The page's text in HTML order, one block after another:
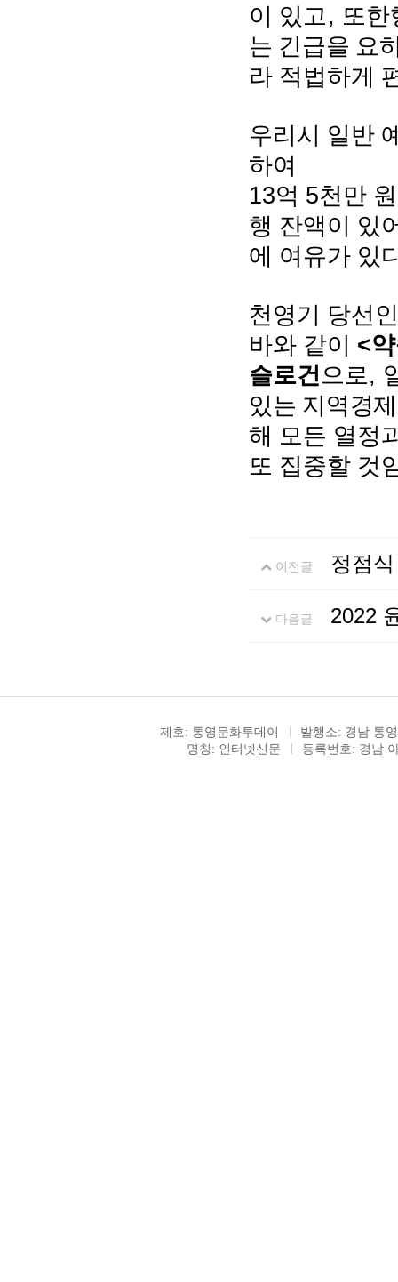
이 있고 , 또한
는 긴급을 요
라 적법하게
우리시 일반
하여
13억 5천만
행 잔액이 있
에 여유가 있
천영기 당선
바와 같이 <
슬로건으로 ,
있는 지역경
해 모든 열정
또 집중할 것
이전글 정점
다음글 2022
제호: 통영문화투데이
발행소: 경남 통
명칭: 인터넷신문
등록번호: 경남